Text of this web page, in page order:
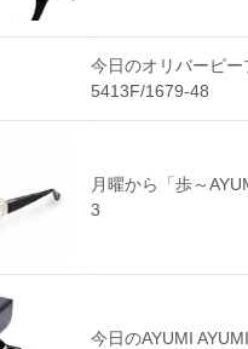
今日のオリバーピー
5413F/1679-48
月曜から「歩～
3
今日のAYUMI